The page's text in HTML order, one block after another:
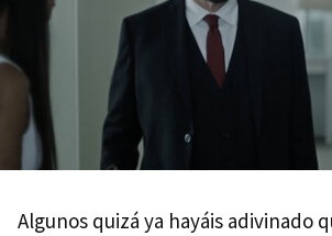
Algunos quizá ya hayáis adivinado